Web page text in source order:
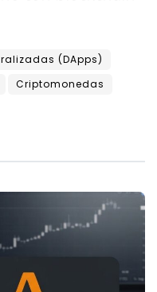
(DApps)
Criptomonedas